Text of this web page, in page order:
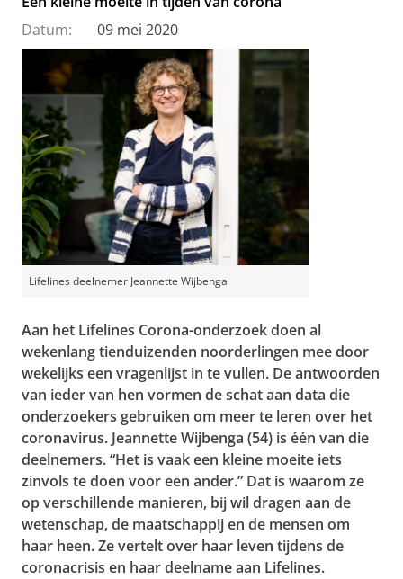
Datum:
09 mei 2020
Lifelines deelnemer Jeannette Wijbenga
Aan het Lifelines Corona-onderzoek doen al
wekenlang tienduizenden noorderlingen mee door
wekelijks een vragenlijst in te vullen. De antwoorden
van ieder van hen vormen de schat aan data die
onderzoekers gebruiken om meer te leren over het
coronavirus. Jeannette Wijbenga (54) is één van die
deelnemers. “Het is vaak een kleine moeite iets
zinvols te doen voor een ander.” Dat is waarom ze
op verschillende manieren, bij wil dragen aan de
wetenschap, de maatschappij en de mensen om
haar heen. Ze vertelt over haar leven tijdens de
coronacrisis en haar deelname aan Lifelines.